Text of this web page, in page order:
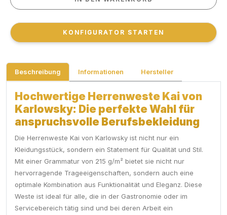
KONFIGURATOR STARTEN
KONFIGURATOR STARTEN
Beschreibung Informationen Hersteller
Hochwertige Herrenweste Kai von
Karlowsky: Die perfekte Wahl für
anspruchsvolle Berufsbekleidung
Die Herrenweste Kai von Karlowsky ist nicht nur ein
Kleidungsstück, sondern ein Statement für Qualität und Stil.
Mit einer Grammatur von 215 g/m² bietet sie nicht nur
hervorragende Trageeigenschaften, sondern auch eine
optimale Kombination aus Funktionalität und Eleganz. Diese
Weste ist ideal für alle, die in der Gastronomie oder im
Servicebereich tätig sind und bei deren Arbeit ein